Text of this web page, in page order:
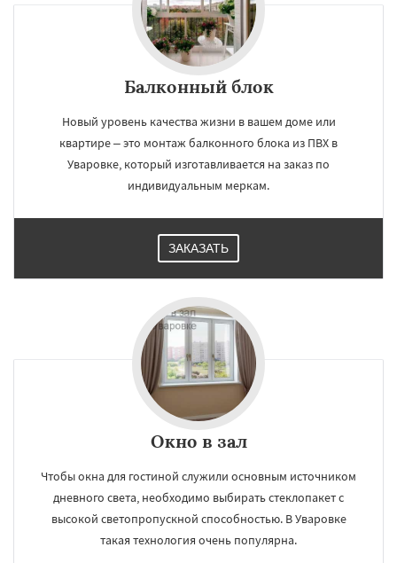
регионам
Фосфоритный
Черусти
Балконный блок
Новый уровень качества жизни в вашем доме или
квартире – это монтаж балконного блока из ПВХ в
Уваровке, который изготавливается на заказ по
индивидуальным меркам.
ЗАКАЗАТЬ
Окно в зал
Чтобы окна для гостиной служили основным источником
дневного света, необходимо выбирать стеклопакет с
высокой светопропускной способностью. В Уваровке
такая технология очень популярна.
УЗНАТЬ ПОДРОБНЕЕ
Даю согласие на обработку персональных данных